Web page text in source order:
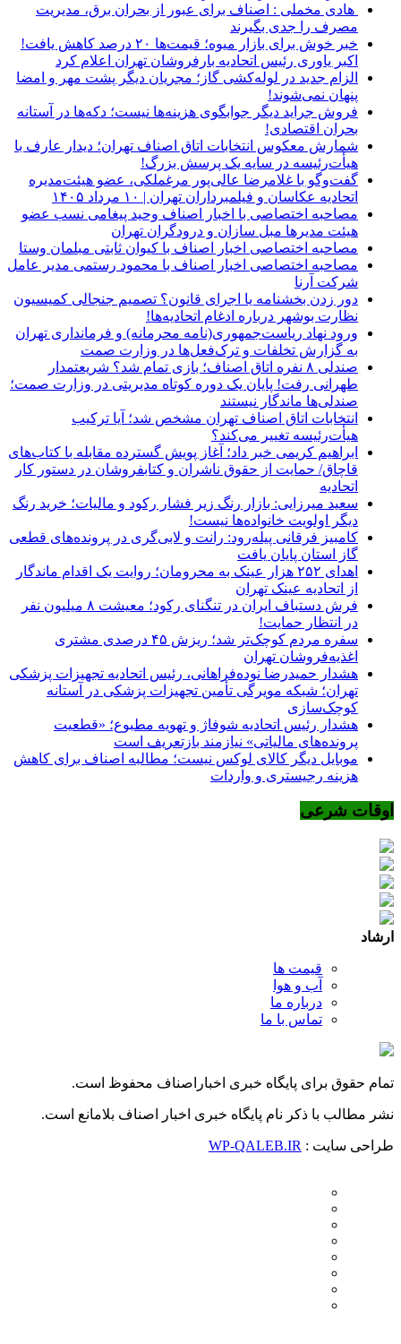
هادی مخملی : اصناف برای عبور از بحران برق، مدیریت
مصرف را جدی بگیرند
خبر خوش برای بازار میوه؛ قیمت‌ها ۲۰ درصد کاهش یافت!
اکبر یاوری رئیس اتحادیه بارفروشان تهران اعلام کرد
الزام جدید در لوله‌کشی گاز؛ مجریان دیگر پشت مهر و امضا
پنهان نمی‌شوند!
فروش جراید دیگر جوابگوی هزینه‌ها نیست؛ دکه‌ها در آستانه
بحران اقتصادی!
شمارش معکوس انتخابات اتاق اصناف تهران؛ دیدار عارف با
هیأت‌رئیسه در سایه یک پرسش بزرگ!
گفت‌وگو با غلامرضا عالی‌پور مرغملکی، عضو هیئت‌مدیره
اتحادیه عکاسان و فیلمبرداران تهران | ۱۰ مرداد ۱۴۰۵
مصاحبه اختصاصی با اخبار اصناف وحید پیغامی نسب عضو
هیئت مدیرها مبل سازان و درودگران تهران
مصاحبه اختصاصی اخبار اصناف با کیوان ثابتی مبلمان وستا
مصاحبه اختصاصی اخبار اصناف با محمود رستمی مدیر عامل
شرکت آرنا
دور زدن بخشنامه یا اجرای قانون؟ تصمیم جنجالی کمیسیون
نظارت بوشهر درباره ادغام اتحادیه‌ها!
ورود نهاد ریاست‌جمهوری(نامه محرمانه) و فرمانداری تهران
به گزارش تخلفات و ترک‌فعل‌ها در وزارت صمت
صندلی ۸ نفره اتاق اصناف؛ بازی تمام شد؟ شریعتمدار
طهرانی رفت! پایان یک دوره کوتاه مدیریتی در وزارت صمت؛
صندلی‌ها ماندگار نیستند
انتخابات اتاق اصناف تهران مشخص شد؛ آیا ترکیب
هیأت‌رئیسه تغییر می‌کند؟
ابراهیم کریمی خبر داد؛ آغاز پویش گسترده مقابله با کتاب‌های
قاچاق/ حمایت از حقوق ناشران و کتابفروشان در دستور کار
اتحادیه
سعید میرزایی: بازار رنگ زیر فشار رکود و مالیات؛ خرید رنگ
دیگر اولویت خانواده‌ها نیست!
کامبیز فرقانی پیله‌رود: رانت و لابی‌گری در پرونده‌های قطعی
گاز استان پایان یافت
اهدای ۲۵۲ هزار عینک به محرومان؛ روایت یک اقدام ماندگار
از اتحادیه عینک تهران
فرش دستباف ایران در تنگنای رکود؛ معیشت ۸ میلیون نفر
در انتظار حمایت!
سفره مردم کوچک‌تر شد؛ ریزش ۴۵ درصدی مشتری
اغذیه‌فروشان تهران
هشدار حمیدرضا نوده‌فراهانی، رئیس اتحادیه تجهیزات پزشکی
تهران؛ شبکه مویرگی تأمین تجهیزات پزشکی در آستانه
کوچک‌سازی
هشدار رئیس اتحادیه شوفاژ و تهویه مطبوع؛ «قطعیت
پرونده‌های مالیاتی» نیازمند بازتعریف است
موبایل دیگر کالای لوکس نیست؛ مطالبه اصناف برای کاهش
هزینه رجیستری و واردات
اوقات شرعی
ارشاد
قیمت ها
آب و هوا
درباره ما
تماس با ما
تمام حقوق برای پایگاه خبری اخباراصناف محفوظ است.
نشر مطالب با ذکر نام پایگاه خبری اخبار اصناف بلامانع است.
طراحی سایت : WP-QALEB.IR